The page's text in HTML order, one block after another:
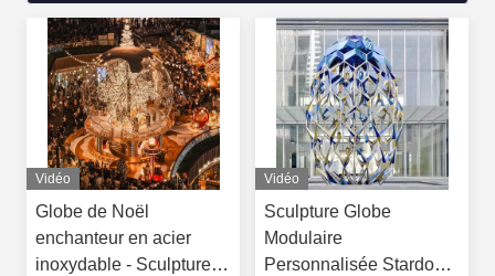
Vidéo
Globe de Noël
enchanteur en acier
inoxydable - Sculpture
Vidéo
Sculpture Globe
Modulaire
Personnalisée Stardome